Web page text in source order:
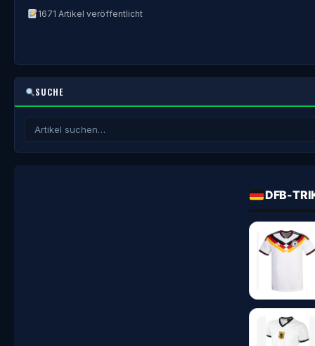
1671 Artikel veröffentlicht
SUCHE
DFB-